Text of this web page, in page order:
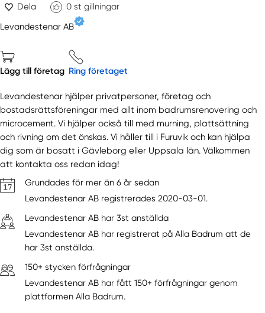
Dela 0 st gillningar
Levandestenar AB
Lägg till företag Ring företaget
Levandestenar hjälper privatpersoner, företag och
bostadsrättsföreningar med allt inom badrumsrenovering och
microcement. Vi hjälper också till med murning, plattsättning
och rivning om det önskas. Vi håller till i Furuvik och kan hjälpa
dig som är bosatt i Gävleborg eller Uppsala län. Välkommen
att kontakta oss redan idag!
Grundades för mer än 6 år sedan
Levandestenar AB registrerades 2020-03-01.
Levandestenar AB har 3st anställda
Levandestenar AB har registrerat på Alla Badrum att de
har 3st anställda.
150+ stycken förfrågningar
Levandestenar AB har fått 150+ förfrågningar genom
plattformen Alla Badrum.